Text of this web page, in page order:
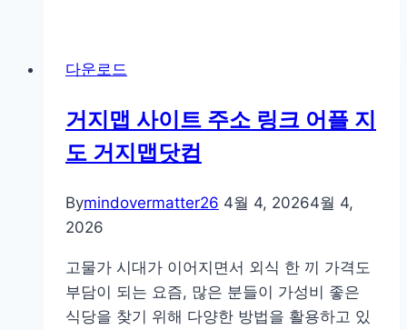
다
운
드
무
료
apk
다운로드
거지맵 사이트 주소 링크 어플 지
도 거지맵닷컴
Bymindovermatter26 4월 4, 20264월 4,
2026
고물가 시대가 이어지면서 외식 한 끼 가격도
부담이 되는 요즘, 많은 분들이 가성비 좋은
식당을 찾기 위해 다양한 방법을 활용하고 있